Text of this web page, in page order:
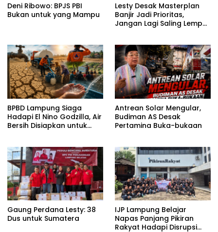
Deni Ribowo: BPJS PBI
Bukan untuk yang Mampu
Lesty Desak Masterplan
Banjir Jadi Prioritas,
Jangan Lagi Saling Lempar
BPBD Lampung Siaga
Hadapi El Nino Godzilla, Air
Bersih Disiapkan untuk
Antrean Solar Mengular,
Budiman AS Desak
Pertamina Buka-bukaan
Gaung Perdana Lesty: 38
Dus untuk Sumatera
IJP Lampung Belajar
Napas Panjang Pikiran
Rakyat Hadapi Disrupsi